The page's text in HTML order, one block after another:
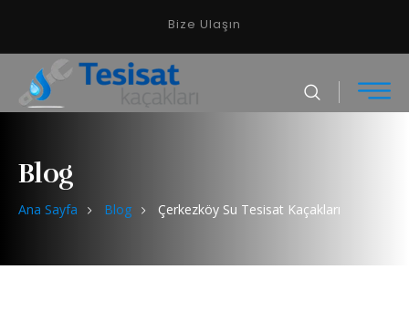
Bize Ulaşın
Blog
Ana Sayfa Blog Çerkezköy Su Tesisat Kaçakları